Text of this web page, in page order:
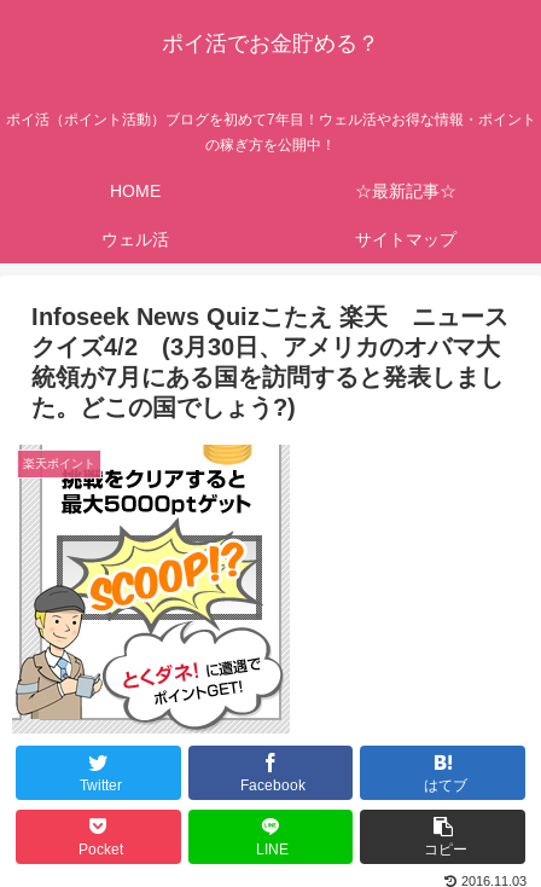
ポイ活でお金貯める？
ポイ活（ポイント活動）ブログを初めて7年目！ウェル活やお得な情報・ポイント
の稼ぎ方を公開中！
HOME ☆最新記事☆
ウェル活 サイトマップ
Infoseek News Quizこたえ 楽天 ニュース
クイズ4/2 (3月30日、アメリカのオバマ大
統領が7月にある国を訪問すると発表しまし
た。どこの国でしょう?)
楽天ポイント
Twitter Facebook はてブ
Pocket LINE コピー
2016.11.03